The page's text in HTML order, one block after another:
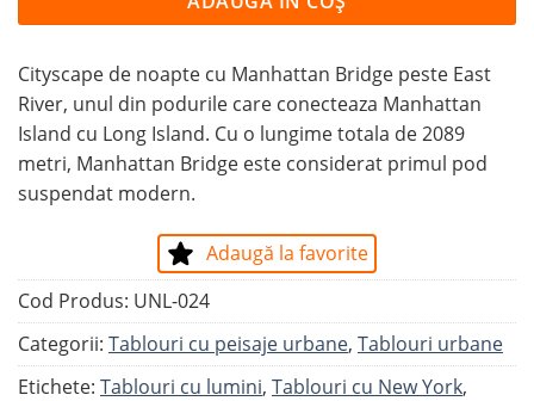
Cityscape de noapte cu Manhattan Bridge peste East
River, unul din podurile care conecteaza Manhattan
Island cu Long Island. Cu o lungime totala de 2089
metri, Manhattan Bridge este considerat primul pod
suspendat modern.
Adaugă la favorite
Cod Produs: UNL-024
Categorii: Tablouri cu peisaje urbane, Tablouri urbane
Etichete: Tablouri cu lumini, Tablouri cu New York,